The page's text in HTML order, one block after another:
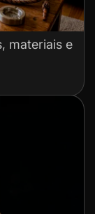
materiais e